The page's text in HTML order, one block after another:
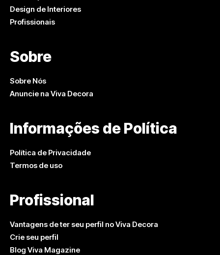
Design de Interiores
Profissionais
Sobre
Sobre Nós
Anuncie na Viva Decora
Informações de Política
Política de Privacidade
Termos de uso
Profissional
Vantagens de ter seu perfil no Viva Decora
Crie seu perfil
Blog Viva Magazine